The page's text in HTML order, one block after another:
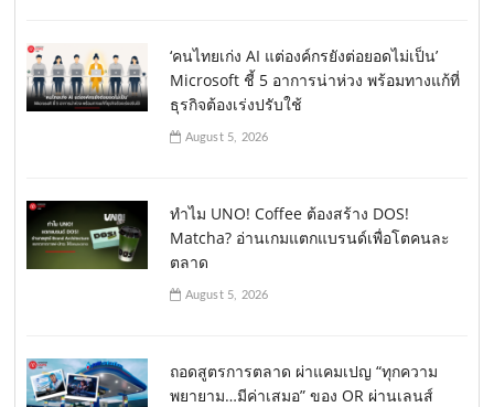
‘คนไทยเก่ง AI แต่องค์กรยังต่อยอดไม่เป็น’
Microsoft ชี้ 5 อาการน่าห่วง พร้อมทางแก้ที่
ธุรกิจต้องเร่งปรับใช้
August 5, 2026
ทำไม UNO! Coffee ต้องสร้าง DOS!
Matcha? อ่านเกมแตกแบรนด์เพื่อโตคนละ
ตลาด
August 5, 2026
ถอดสูตรการตลาด ผ่าแคมเปญ “ทุกความ
พยายาม…มีค่าเสมอ” ของ OR ผ่านเลนส์